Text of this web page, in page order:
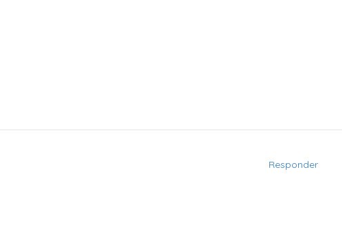
Responder